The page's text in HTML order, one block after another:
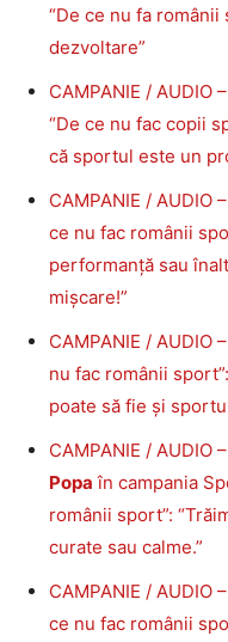
“De ce nu fa românii
dezvoltare”
CAMPANIE / AUDIO –
“De ce nu fac copii
că sportul este un
CAMPANIE / AUDIO –
ce nu fac românii
performanță sau
mișcare!”
CAMPANIE / AUDIO –
nu fac românii
poate să fie și
CAMPANIE / AUDIO –
Popa în campania
românii sport”:
curate sau calme.”
CAMPANIE / AUDIO –
ce nu fac românii